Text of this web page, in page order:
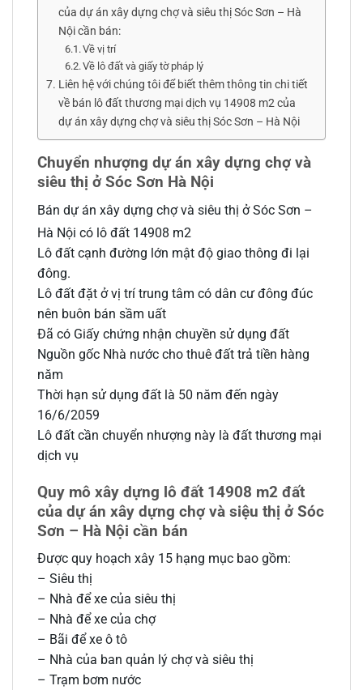
của dự án xây dựng chợ và siêu thị Sóc Sơn – Hà
Nội cần bán:
Về vị trí
Về lô đất và giấy tờ pháp lý
Liên hệ với chúng tôi để biết thêm thông tin chi tiết
về bán lô đất thương mại dịch vụ 14908 m2 của
dự án xây dựng chợ và siêu thị Sóc Sơn – Hà Nội
Chuyển nhượng dự án xây dựng chợ và
siêu thị ở Sóc Sơn Hà Nội
Bán dự án xây dựng chợ và siêu thị ở Sóc Sơn –
Hà Nội có lô đất 14908 m2
Lô đất cạnh đường lớn mật độ giao thông đi lại
đông.
Lô đất đặt ở vị trí trung tâm có dân cư đông đúc
nên buôn bán sầm uất
Đã có Giấy chứng nhận chuyền sử dụng đất
Nguồn gốc Nhà nước cho thuê đất trả tiền hàng
năm
Thời hạn sử dụng đất là 50 năm đến ngày
16/6/2059
Lô đất cần chuyển nhượng này là đất thương mại
dịch vụ
Quy mô xây dựng lô đất 14908 m2 đất
của dự án xây dựng chợ và siệu thị ở Sóc
Sơn – Hà Nội cần bán
Được quy hoạch xây 15 hạng mục bao gồm:
– Siêu thị
– Nhà để xe của siêu thị
– Nhà để xe của chợ
– Bãi để xe ô tô
– Nhà của ban quản lý chợ và siêu thị
– Trạm bơm nước